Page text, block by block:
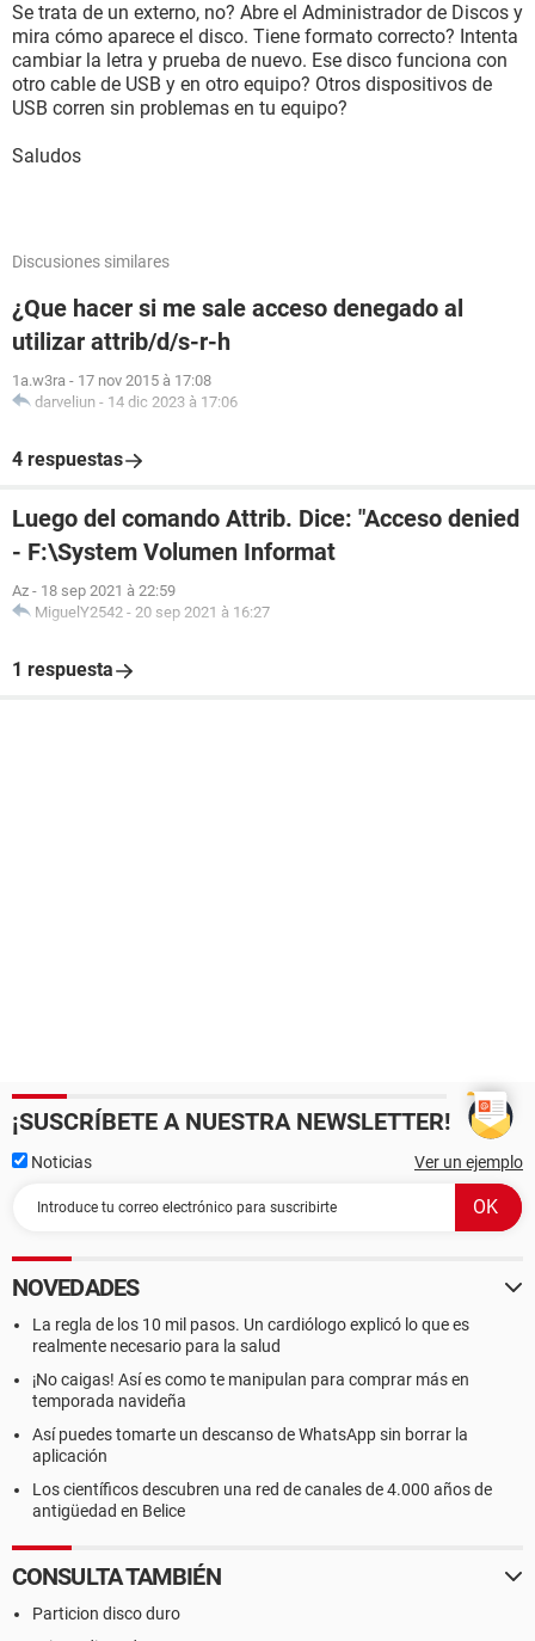
Se trata de un externo, no? Abre el Administrador de Discos y
mira cómo aparece el disco. Tiene formato correcto? Intenta
cambiar la letra y prueba de nuevo. Ese disco funciona con
otro cable de USB y en otro equipo? Otros dispositivos de
USB corren sin problemas en tu equipo?
Saludos
Discusiones similares
¿Que hacer si me sale acceso denegado al
utilizar attrib/d/s-r-h
1a.w3ra - 17 nov 2015 à 17:08
darveliun - 14 dic 2023 à 17:06
4 respuestas
Luego del comando Attrib. Dice: "Acceso denied
- F:\System Volumen Informat
Az - 18 sep 2021 à 22:59
MiguelY2542 - 20 sep 2021 à 16:27
1 respuesta
¡SUSCRÍBETE A NUESTRA NEWSLETTER!
Noticias Ver un ejemplo
NOVEDADES
La regla de los 10 mil pasos. Un cardiólogo explicó lo que es
realmente necesario para la salud
¡No caigas! Así es como te manipulan para comprar más en
temporada navideña
Así puedes tomarte un descanso de WhatsApp sin borrar la
aplicación
Los científicos descubren una red de canales de 4.000 años de
antigüedad en Belice
CONSULTA TAMBIÉN
Particion disco duro